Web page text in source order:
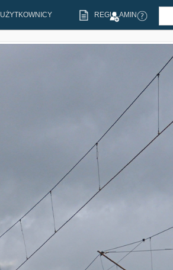
UŻYTKOWNICY REGULAMIN